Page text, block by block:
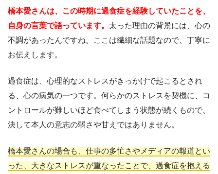
橋本愛さんは、この時期に過食症を経験していたことを、
自身の言葉で語っています。 太った理由の背景には、心の
不調があったんですね。ここは繊細な話題なので、丁寧に
お伝えします。
過食症は、心理的なストレスがきっかけで起こるとされ
る、心の病気の一つです。何らかのストレスを契機に、コ
ントロールが難しいほど食べてしまう状態が続くもので、
決して本人の意志の弱さや甘えではありません。
橋本愛さんの場合も、仕事の多忙さやメディアの報道とい
った、大きなストレスが重なったことで、過食症を抱える